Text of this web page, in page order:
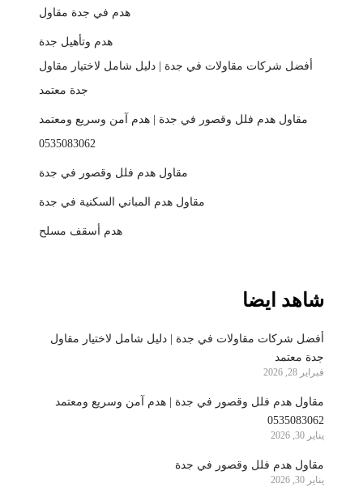
هدم في جدة مقاول
هدم وتأهيل جدة
أفضل شركات مقاولات في جدة | دليل شامل لاختيار مقاول
جدة معتمد
مقاول هدم فلل وقصور في جدة | هدم آمن وسريع ومعتمد
0535083062
مقاول هدم فلل وقصور في جدة
مقاول هدم المباني السكنية في جدة
هدم أسقف مسلح
شاهد ايضا
أفضل شركات مقاولات في جدة | دليل شامل لاختيار مقاول
جدة معتمد
فبراير 28, 2026
مقاول هدم فلل وقصور في جدة | هدم آمن وسريع ومعتمد
0535083062
يناير 30, 2026
مقاول هدم فلل وقصور في جدة
يناير 30, 2026